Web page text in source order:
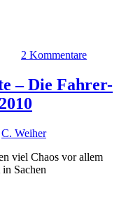
2 Kommentare
– Die Fahrer-
C. Weiher
viel Chaos vor allem
Sachen